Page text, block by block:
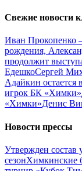
Свежие новости
Иван Прокопенко
рождения,
продолжит
ЕдешкоСергей
Адайкин
игрок БК «Химки»
«Химки»Денис
Новости прессы
Утвержден состав
сезонХимкинские